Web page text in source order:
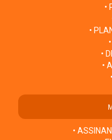
•
•
•
•
•